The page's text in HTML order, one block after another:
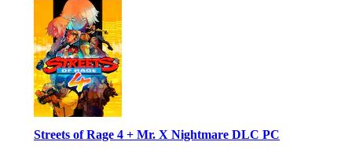
Streets of Rage 4 + Mr. X Nightmare DLC PC